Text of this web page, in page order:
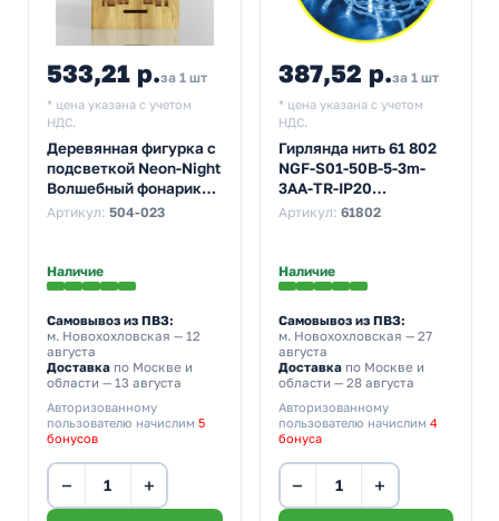
533,21 р.за 1 шт
* цена указана с учетом
НДС.
Деревянная фигурка с
подсветкой Neon-Night
Волшебный фонарик
13,8x11x11 см
Артикул: 504-023
Наличие
Самовывоз из ПВЗ:
м. Новохохловская — 12
августа
Доставка по Москве и
области — 13 августа
Авторизованному
пользователю начислим 5
бонусов
− +
387,52 р.за 1 шт
* цена указана с учетом
НДС.
Гирлянда нить 61 802
NGF-S01-50B-5-3m-
3AA-TR-IP20
постоянное свечение,
Артикул: 61802
Наличие
Самовывоз из ПВЗ:
м. Новохохловская — 27
августа
Доставкапо Москве и
области — 28 августа
Авторизованному
пользователю начислим 4
бонуса
− +